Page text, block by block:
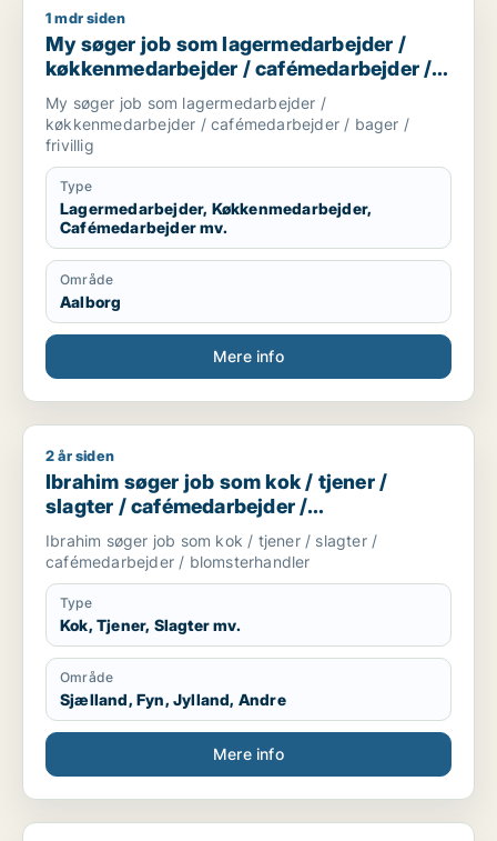
My søger job som lagermedarbejder / køkkenmedarbejder
1 mdr siden
My søger job som lagermedarbejder /
køkkenmedarbejder / cafémedarbejder /
bager / frivillig
My søger job som lagermedarbejder /
køkkenmedarbejder / cafémedarbejder / bager /
frivillig
Type
Lagermedarbejder, Køkkenmedarbejder,
Cafémedarbejder mv.
Område
Aalborg
Mere info
Ibrahim søger job som kok / tjener / slagter /
2 år siden
Ibrahim søger job som kok / tjener /
slagter / cafémedarbejder /
blomsterhandler
Ibrahim søger job som kok / tjener / slagter /
cafémedarbejder / blomsterhandler
Type
Kok, Tjener, Slagter mv.
Område
Sjælland, Fyn, Jylland, Andre
Mere info